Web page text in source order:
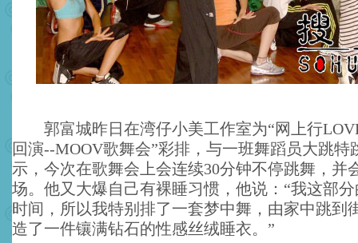
郭富城昨日在湾仔小美工作室为“网上行
回演--MOOV歌舞会”彩排，与一班舞蹈员大跳特
示，今次在歌舞会上会连续30分钟不停跳舞，并
场。他又大爆自己有裸睡习惯，他说：“我这部
时间，所以我特别排了一套梦中舞，由家中跳到
造了一件镶满钻石的性感丝绒睡衣。”